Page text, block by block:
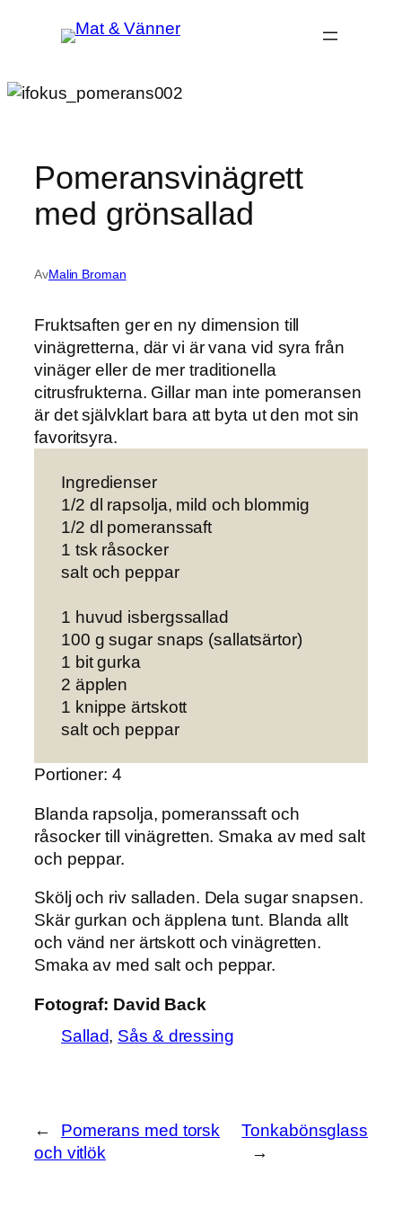
Pomeransvinägrett
med grönsallad
AvMalin Broman
Fruktsaften ger en ny dimension till
vinägretterna, där vi är vana vid syra från
vinäger eller de mer traditionella
citrusfrukterna. Gillar man inte pomeransen
är det självklart bara att byta ut den mot sin
favoritsyra.
Ingredienser
1/2 dl rapsolja, mild och blommig
1/2 dl pomeranssaft
1 tsk råsocker
salt och peppar
1 huvud isbergssallad
100 g sugar snaps (sallatsärtor)
1 bit gurka
2 äpplen
1 knippe ärtskott
salt och peppar
Portioner: 4
Blanda rapsolja, pomeranssaft och
råsocker till vinägretten. Smaka av med salt
och peppar.
Skölj och riv salladen. Dela sugar snapsen.
Skär gurkan och äpplena tunt. Blanda allt
och vänd ner ärtskott och vinägretten.
Smaka av med salt och peppar.
Fotograf: David Back
Sallad, Sås & dressing
←
Pomerans med torsk
och vitlök
Tonkabönsglass
→